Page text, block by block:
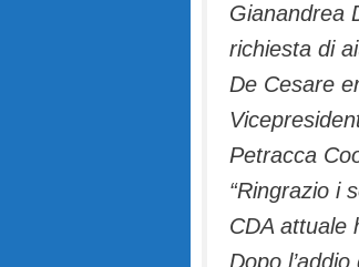
Gianandrea
richiesta di
De Cesare
Petracca
“Ringrazio i
CDA attuale
Dopo